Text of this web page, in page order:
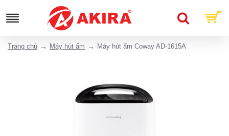
Trang chủ Máy hút ẩm Máy hút ẩm Coway AD-1615A